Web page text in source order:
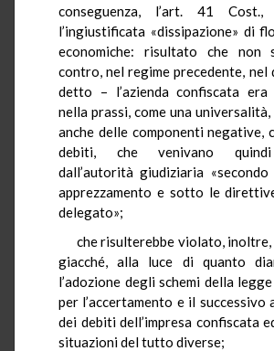
conseguenza, l’art. 41 Cost.,
l’ingiustificata «dissipazione» di
economiche: risultato che non
contro, nel regime precedente, nel
detto – l’azienda confiscata era
nella prassi, come una
anche delle componenti negative,
debiti, che venivano quindi
dall’autorità giudiziaria
apprezzamento e sotto le
delegato»;
che risulterebbe violato, inoltre,
giacché, alla luce di quanto
l’adozione degli schemi della
per l’accertamento e il successivo
dei debiti dell’impresa confiscata
situazioni del tutto diverse;